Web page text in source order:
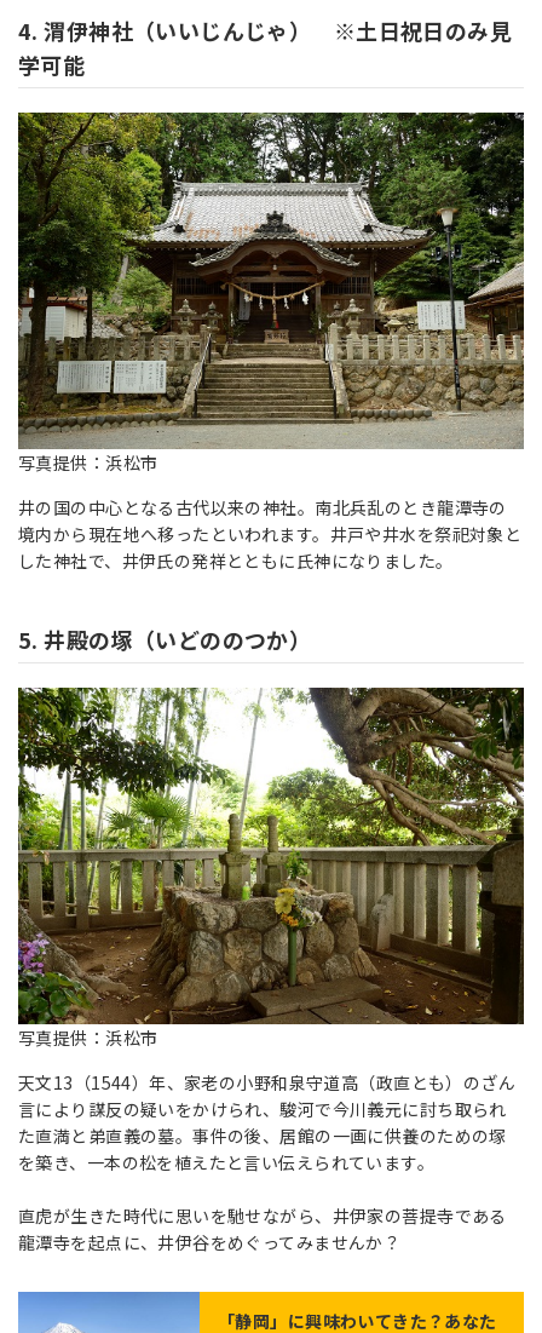
4. 渭伊神社（いいじんじゃ） ※土日祝日のみ見
学可能
写真提供：浜松市
井の国の中心となる古代以来の神社。南北兵乱のとき龍潭寺の
境内から現在地へ移ったといわれます。井戸や井水を祭祀対象と
した神社で、井伊氏の発祥とともに氏神になりました。
5. 井殿の塚（いどののつか）
写真提供：浜松市
天文13（1544）年、家老の小野和泉守道高（政直とも）のざん
言により謀反の疑いをかけられ、駿河で今川義元に討ち取られ
た直満と弟直義の墓。事件の後、居館の一画に供養のための塚
を築き、一本の松を植えたと言い伝えられています。
直虎が生きた時代に思いを馳せながら、井伊家の菩提寺である
龍潭寺を起点に、井伊谷をめぐってみませんか？
「静岡 」に興味わいてきた？あなた